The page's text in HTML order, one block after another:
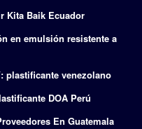
Kita Baik Ecuador
en emulsión resistente a
plastificante venezolano
DOA Perú
En Guatemala